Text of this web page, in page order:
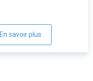
En savoir plus